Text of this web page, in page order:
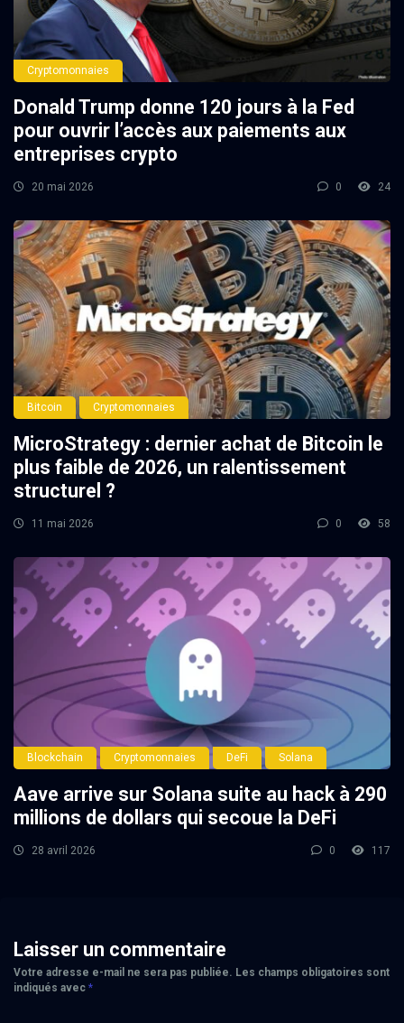
Cryptomonnaies
Donald Trump donne 120 jours à la Fed
pour ouvrir l’accès aux paiements aux
entreprises crypto
20 mai 2026 0 24
Bitcoin Cryptomonnaies
MicroStrategy : dernier achat de Bitcoin le
plus faible de 2026, un ralentissement
structurel ?
11 mai 2026 0 58
Blockchain Cryptomonnaies DeFi Solana
Aave arrive sur Solana suite au hack à 290
millions de dollars qui secoue la DeFi
28 avril 2026 0 117
Laisser un commentaire
Votre adresse e-mail ne sera pas publiée. Les champs obligatoires sont
indiqués avec *